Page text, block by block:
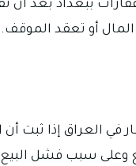
ببغداد بعد أن
أو تعقد الموقف.
في العراق إذا ثبت
وعلى سبب فشل البيع